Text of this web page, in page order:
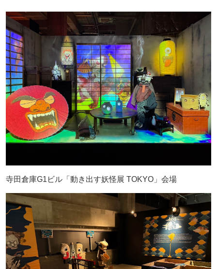
寺田倉庫G1ビル「動き出す妖怪展 TOKYO」会場